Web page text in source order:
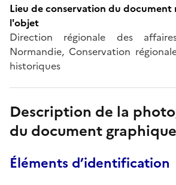
Lieu de conservation du
l'objet
Direction régionale des
Normandie, Conservation
historiques
Description de la
du document graphique
Éléments d’identification